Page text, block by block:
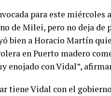
para este
de Milei, pero no deja de
bien a Horacio Martín
en Puerto madero
enojado con Vidal”,
tiene Vidal con el